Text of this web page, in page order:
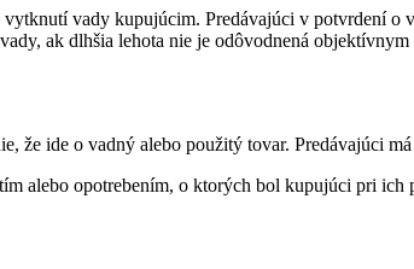
vady kupujúcim. Predávajúci v potvrdení
ak dlhšia lehota nie je odôvodnená
že ide o vadný alebo použitý tovar. Predávajúci
alebo opotrebením, o ktorých bol kupujúci pri